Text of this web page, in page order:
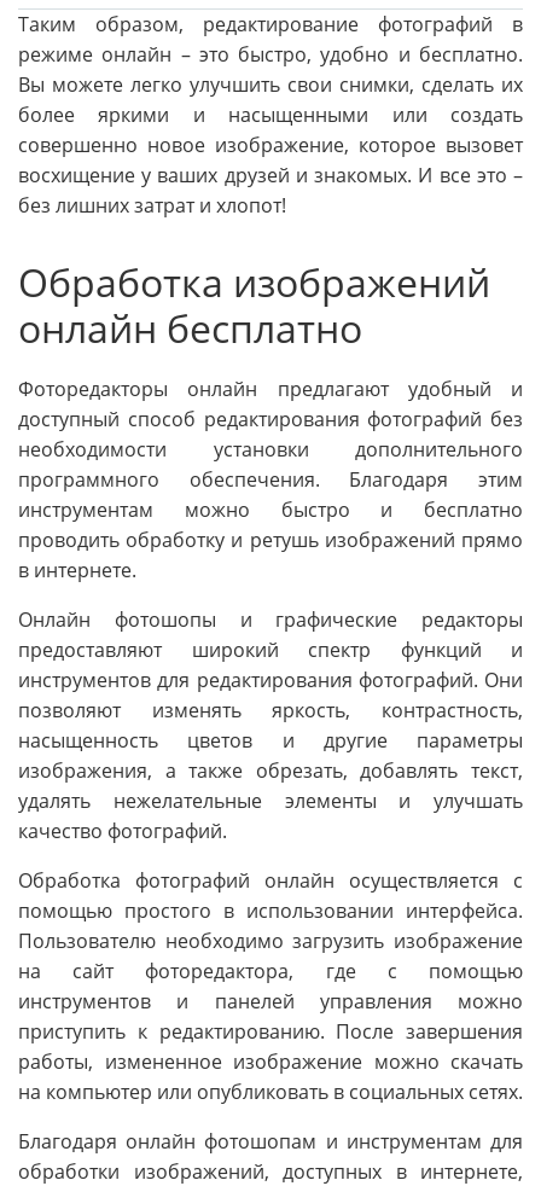
Таким образом, редактирование фотографий в
режиме онлайн – это быстро, удобно и бесплатно.
Вы можете легко улучшить свои снимки, сделать их
более яркими и насыщенными или создать
совершенно новое изображение, которое вызовет
восхищение у ваших друзей и знакомых. И все это –
без лишних затрат и хлопот!
Обработка изображений
онлайн бесплатно
Фоторедакторы онлайн предлагают удобный и
доступный способ редактирования фотографий без
необходимости установки дополнительного
программного обеспечения. Благодаря этим
инструментам можно быстро и бесплатно
проводить обработку и ретушь изображений прямо
в интернете.
Онлайн фотошопы и графические редакторы
предоставляют широкий спектр функций и
инструментов для редактирования фотографий. Они
позволяют изменять яркость, контрастность,
насыщенность цветов и другие параметры
изображения, а также обрезать, добавлять текст,
удалять нежелательные элементы и улучшать
качество фотографий.
Обработка фотографий онлайн осуществляется с
помощью простого в использовании интерфейса.
Пользователю необходимо загрузить изображение
на сайт фоторедактора, где с помощью
инструментов и панелей управления можно
приступить к редактированию. После завершения
работы, измененное изображение можно скачать
на компьютер или опубликовать в социальных сетях.
Благодаря онлайн фотошопам и инструментам для
обработки изображений, доступных в интернете,